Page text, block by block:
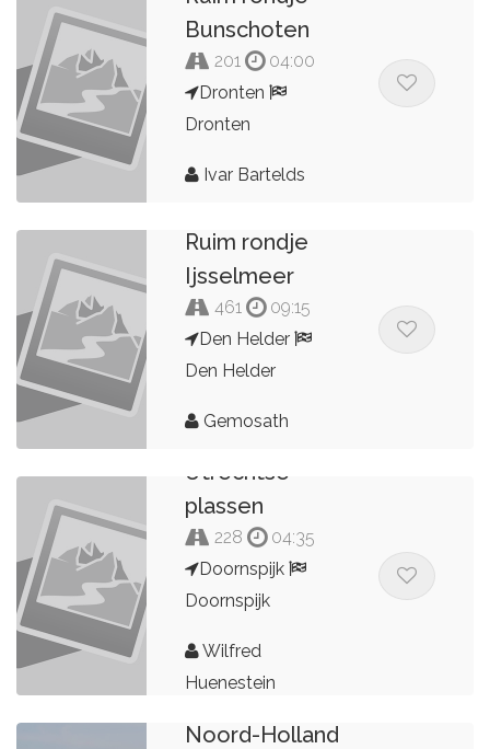
Bunschoten
201
04:00
Dronten
Dronten
Ivar Bartelds
Ruim rondje
Ijsselmeer
461
09:15
Den Helder
Den Helder
Gemosath
Utrechtse
plassen
228
04:35
Doornspijk
Doornspijk
Wilfred
Huenestein
Noord-Holland